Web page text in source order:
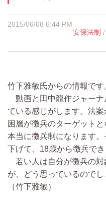
2015/06/08 6:44 PM
安保法制 /
竹下雅敏氏からの情報です
動画と田中龍作ジャーナ
ている感じがします。法
困層が徴兵のターゲット
本当に徴兵制になります
下げて、18歳から徴兵で
若い人は自分が徴兵の対
が、どう思っているのでし
（竹下雅敏）